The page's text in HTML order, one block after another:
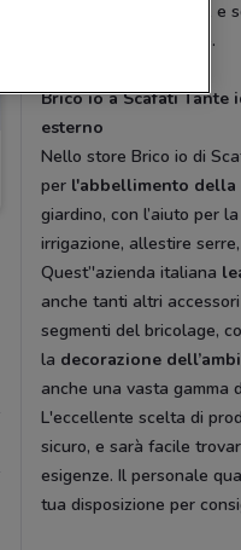
interessanti e speciali, e
acquisti per il fai da te.
Brico io a Scafati Tante
esterno
Nello store Brico io di
per l'abbellimento della
giardino, con l’aiuto per
irrigazione, allestire
Quest’'azienda italiana
anche tanti altri
segmenti del bricolage,
la decorazione
anche una vasta gamma
L'eccellente scelta di
sicuro, e sarà facile
esigenze. Il personale
tua disposizione per